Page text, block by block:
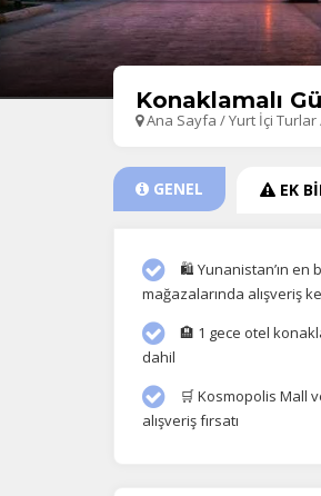
Konaklamalı
Ana Sayfa /Yurt İçi Turlar
GENEL EK
🛍️ Yunanistan’ın en
mağazalarında alışveriş
🏨 1 gece otel
dahil
🛒 Kosmopolis Mall
alışveriş fırsatı